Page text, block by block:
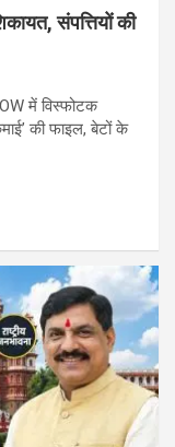
संपत्तियों की
में विस्फोटक
की फाइल, बेटों के